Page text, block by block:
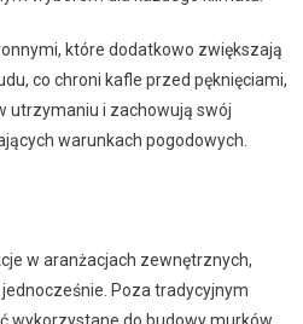
które dodatkowo zwiększają
co chroni kafle przed pęknięciami,
utrzymaniu i zachowują swój
warunkach pogodowych.
w aranżacjach zewnętrznych,
Poza tradycyjnym